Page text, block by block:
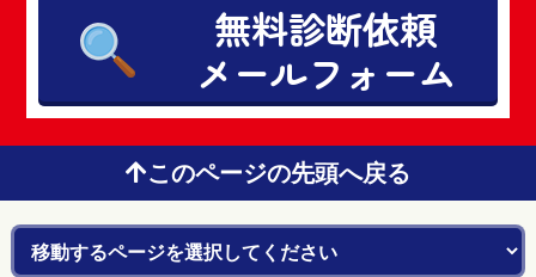
無料診断依頼
メールフォーム
このページの先頭へ戻る